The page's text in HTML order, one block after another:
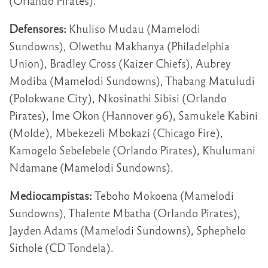
Defensores: Khuliso Mudau (Mamelodi
Sundowns), Olwethu Makhanya (Philadelphia
Union), Bradley Cross (Kaizer Chiefs), Aubrey
Modiba (Mamelodi Sundowns), Thabang Matuludi
(Polokwane City), Nkosinathi Sibisi (Orlando
Pirates), Ime Okon (Hannover 96), Samukele Kabini
(Molde), Mbekezeli Mbokazi (Chicago Fire),
Kamogelo Sebelebele (Orlando Pirates), Khulumani
Ndamane (Mamelodi Sundowns).
Mediocampistas: Teboho Mokoena (Mamelodi
Sundowns), Thalente Mbatha (Orlando Pirates),
Jayden Adams (Mamelodi Sundowns), Sphephelo
Sithole (CD Tondela).